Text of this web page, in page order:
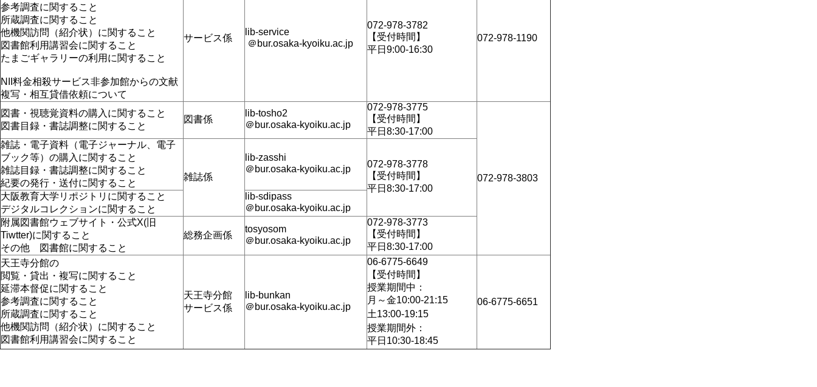
参考調査に関すること
所蔵調査に関すること
他機関訪問（紹介状）に関すること
図書館利用講習会に関すること
たまごギャラリーの利用に関すること
NII料金相殺サービス非参加館からの文献
複写・相互貸借依頼について
サービス係
lib-service
＠bur.osaka-kyoiku.ac.jp
072-978-3782
【受付時間】
平日9:00-16:30
072-978-1190
図書・視聴覚資料の購入に関すること
図書目録・書誌調整に関すること
図書係
lib-tosho2
＠bur.osaka-kyoiku.ac.jp
072-978-3775
【受付時間】
平日8:30-17:00
072-978-3803
雑誌・電子資料（電子ジャーナル、電子
ブック等）の購入に関すること
雑誌目録・書誌調整に関すること
紀要の発行・送付に関すること
雑誌係
lib-zasshi
＠bur.osaka-kyoiku.ac.jp
072-978-3778
【受付時間】
平日8:30-17:00
大阪教育大学リポジトリに関すること
デジタルコレクションに関すること
lib-sdipass
＠bur.osaka-kyoiku.ac.jp
附属図書館ウェブサイト・公式X(旧
Tiwtter)に関すること
その他 図書館に関すること
総務企画係
tosyosom
＠bur.osaka-kyoiku.ac.jp
072-978-3773
【受付時間】
平日8:30-17:00
天王寺分館の
閲覧・貸出・複写に関すること
延滞本督促に関すること
参考調査に関すること
所蔵調査に関すること
他機関訪問（紹介状）に関すること
図書館利用講習会に関すること
天王寺分館
サービス係
lib-bunkan
＠bur.osaka-kyoiku.ac.jp
06-6775-6649
【受付時間】
授業期間中：
月～金10:00-21:15
土13:00-19:15
授業期間外：
平日10:30-18:45
06-6775-6651